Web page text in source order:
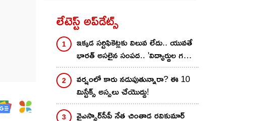
లేటెస్ట్ అప్‌డేట్స్
ఇక్కడ సర్టిఫికెట్లకు విలువ లేదు.. యువతే
భారత్‌ అసలైన సంపద.. 'విద్యార్థుల గళం'
సభలో రాహుల్
వర్షంలో కారు నడుపుతున్నారా? ఈ 10
మిస్టేక్స్ అస్సలు చేయొద్దు!
వైఎస్సార్‌సీపీ నేత చింతాడ రవికుమార్